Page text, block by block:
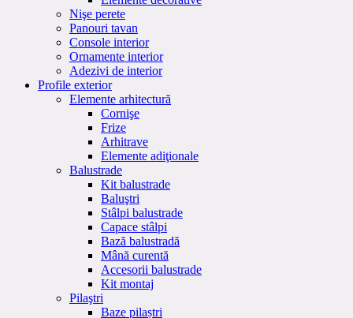
Nişe perete
Panouri tavan
Console interior
Ornamente interior
Adezivi de interior
Profile exterior
Elemente arhitectură
Cornişe
Frize
Arhitrave
Elemente adiţionale
Balustrade
Kit balustrade
Baluştri
Stâlpi balustrade
Capace stâlpi
Bază balustradă
Mână curentă
Accesorii balustrade
Kit montaj
Pilaştri
Baze pilaștri